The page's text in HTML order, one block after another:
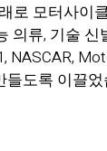
로 모터사
의류, 기술
도록 이끌었